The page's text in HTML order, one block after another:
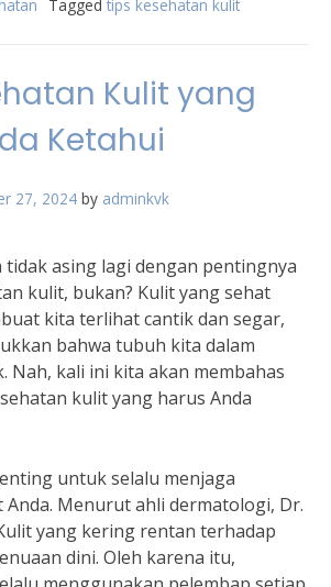
Tagged tips kesehatan kulit
Kulit yang
Ketahui
27, 2024 by adminkvk
tidak asing lagi dengan pentingnya
kulit, bukan? Kulit yang sehat
kita terlihat cantik dan segar,
bahwa tubuh kita dalam
Nah, kali ini kita akan membahas
kulit yang harus Anda
untuk selalu menjaga
Menurut ahli dermatologi, Dr.
yang kering rentan terhadap
dini. Oleh karena itu,